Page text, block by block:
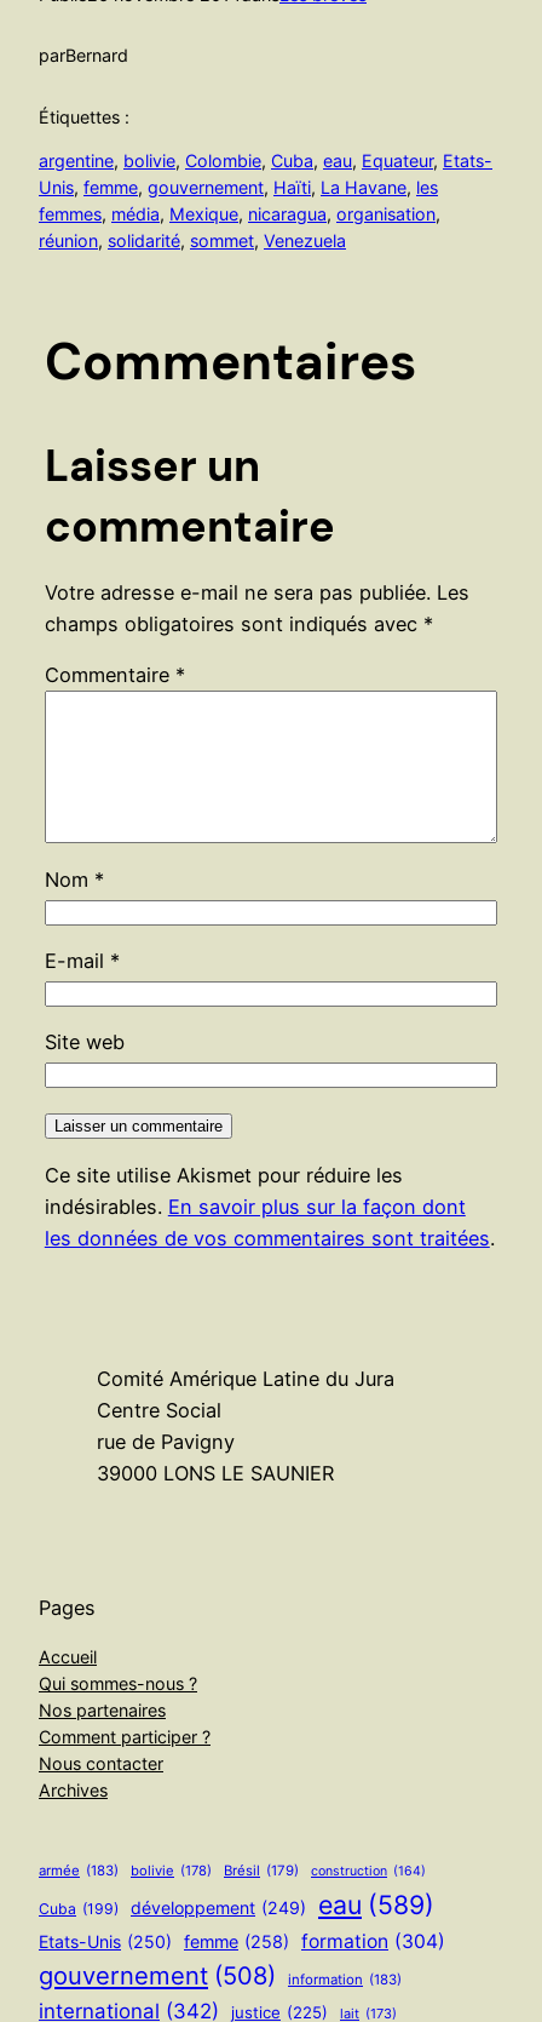
parBernard
Étiquettes :
argentine, bolivie, Colombie, Cuba, eau, Equateur, Etats-
Unis, femme, gouvernement, Haïti, La Havane, les
femmes, média, Mexique, nicaragua, organisation
réunion, solidarité, sommet, Venezuela
Commentaires
Laisser un
commentaire
Votre adresse e-mail ne sera pas publiée. Les
champs obligatoires sont indiqués avec *
Commentaire *
Nom *
E-mail *
Site web
Ce site utilise Akismet pour réduire les
indésirables. En savoir plus sur la façon dont
les données de vos commentaires sont traitées.
Comité Amérique Latine du Jura
Centre Social
rue de Pavigny
39000 LONS LE SAUNIER
Pages
Accueil
Qui sommes-nous ?
Nos partenaires
Comment participer ?
Nous contacter
Archives
armée (183) bolivie (178) Brésil (179) construction (164)
Cuba (199) développement (249) eau (589)
Etats-Unis (250) femme (258) formation (304)
gouvernement (508) information (183)
international (342) justice (225) lait (173)